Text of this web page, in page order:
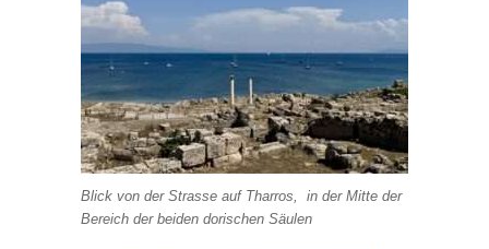
Blick von der Strasse auf Tharros, in der Mitte der
Bereich der beiden dorischen Säulen